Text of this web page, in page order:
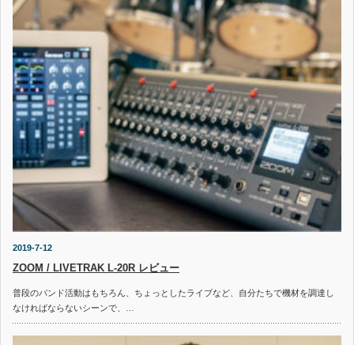
2019-7-12
ZOOM / LIVETRAK L-20R レビュー
普段のバンド活動はもちろん、ちょっとしたライブなど、自分たちで機材を調達し
なければならないシーンで、…